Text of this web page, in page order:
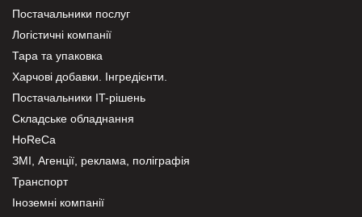
Постачальники послуг
Логістичні компанії
Тара та упаковка
Харчові добавки. Інгредієнти.
Постачальники IT-рішень
Складське обладнання
HoReCa
ЗМІ, Агенції, реклама, поліграфія
Транспорт
Іноземні компанії